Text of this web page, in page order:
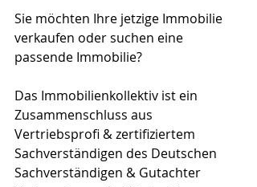
Sie möchten Ihre jetzige Immobilie
verkaufen oder suchen eine
passende Immobilie?
Das Immobilienkollektiv ist ein
Zusammenschluss aus
Vertriebsprofi & zertifiziertem
Sachverständigen des Deutschen
Sachverständigen & Gutachter